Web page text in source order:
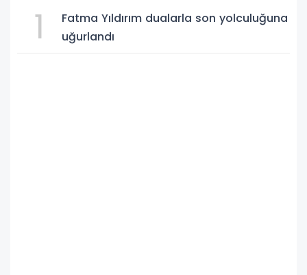
1
Fatma Yıldırım dualarla son yolculuğuna
uğurlandı